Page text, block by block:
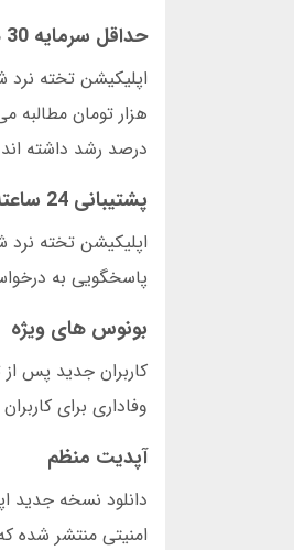
حداقل سرمایه 30 هزار تومان
درصد رشد داشته
پشتیبانی 24 ساعته فارسی
پاسخگویی به درخواست های فنی کمتر از 3 دقیقه بود.
بونوس های ویژه
وفاداری برای کاربران قدیمی طراحی
آپدیت منظم
امنیتی منتشر شده